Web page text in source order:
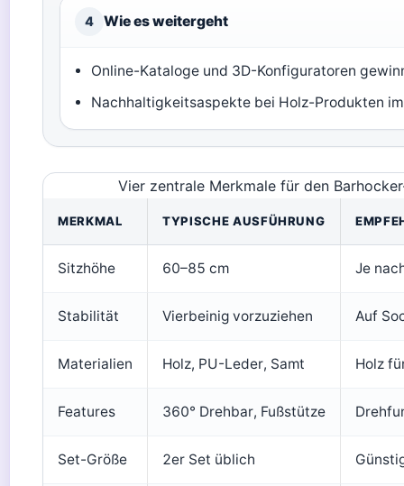
4 Wie es weitergeht
Online-Kataloge und 3D-Konfiguratoren
Nachhaltigkeitsaspekte bei Holz-Produkten
Vier zentrale Merkmale für den
MERKMAL TYPISCHE AUSFÜHRUNG
Sitzhöhe 60–85 cm Je
Stabilität Vierbeinig vorzuziehen Auf
Materialien Holz, PU-Leder, Samt Holz
Features 360° Drehbar, Fußstütze
Set-Größe 2er Set üblich